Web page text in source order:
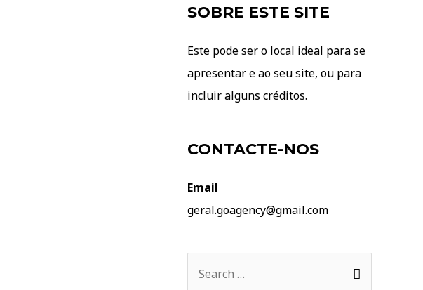
r
h
f
o
SOBRE ESTE SITE
Este pode ser o local ideal para se
apresentar e ao seu site, ou para
incluir alguns créditos.
CONTACTE-NOS
Email
geral.goagency@gmail.com